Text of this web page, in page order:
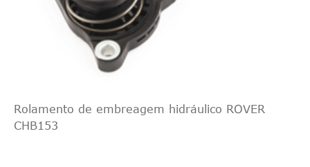
Rolamento de embreagem hidráulico ROVER
CHB153